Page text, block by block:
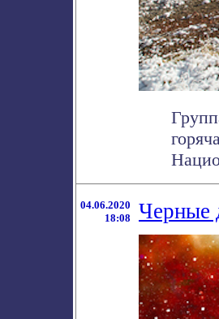
04.06.2020
18:08
Черные